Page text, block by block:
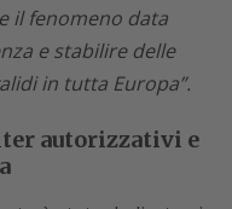
il fenomeno data
e stabilire delle
in tutta Europa”.
autorizzativi e